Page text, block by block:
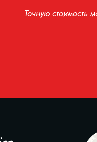
Точную стоимость